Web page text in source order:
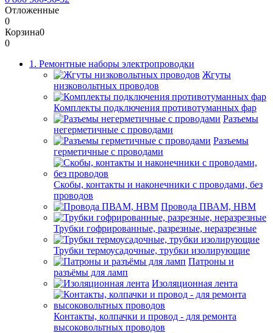
Отложенные
0
Корзина0
0
1. Ремонтные наборы электропроводки
Жгуты
низковольтных проводов
Комплекты подключения противотуманных фар
Разъемы
негерметичные с проводами
Разъемы
герметичные с проводами
Скобы, контакты и наконечники с проводами, без
проводов
Провода ПВАМ, НВМ
Трубки гофрированные, разрезные, неразрезные
Трубки термоусадочные, трубки изолирующие
Патроны и
разъёмы для ламп
Изоляционная лента
Контакты, колпачки и провод - для ремонта
высоковольтных проводов